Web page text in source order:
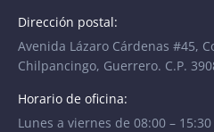
Dirección postal:
Avenida Lázaro Cárdenas #45,
Chilpancingo, Guerrero. C.P.
Horario de oficina:
Lunes a viernes de 08:00 –